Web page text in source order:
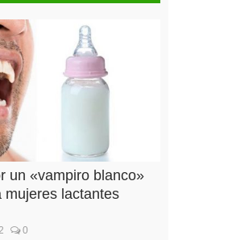
un «vampiro blanco»
mujeres lactantes
0